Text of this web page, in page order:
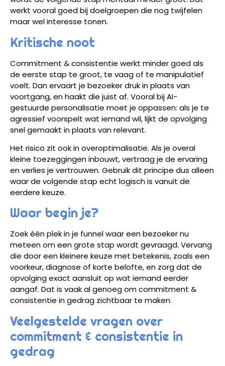
werkt vooral goed bij doelgroepen die nog twijfelen
maar wel interesse tonen.
Kritische noot
Commitment & consistentie werkt minder goed als
de eerste stap te groot, te vaag of te manipulatief
voelt. Dan ervaart je bezoeker druk in plaats van
voortgang, en haakt die juist af. Vooral bij AI-
gestuurde personalisatie moet je oppassen: als je te
agressief voorspelt wat iemand wil, lijkt de opvolging
snel gemaakt in plaats van relevant.
Het risico zit ook in overoptimalisatie. Als je overal
kleine toezeggingen inbouwt, vertraag je de ervaring
en verlies je vertrouwen. Gebruik dit principe dus alleen
waar de volgende stap echt logisch is vanuit de
eerdere keuze.
Waar begin je?
Zoek één plek in je funnel waar een bezoeker nu
meteen om een grote stap wordt gevraagd. Vervang
die door een kleinere keuze met betekenis, zoals een
voorkeur, diagnose of korte belofte, en zorg dat de
opvolging exact aansluit op wat iemand eerder
aangaf. Dat is vaak al genoeg om commitment &
consistentie in gedrag zichtbaar te maken.
Veelgestelde vragen over
commitment & consistentie in
gedrag